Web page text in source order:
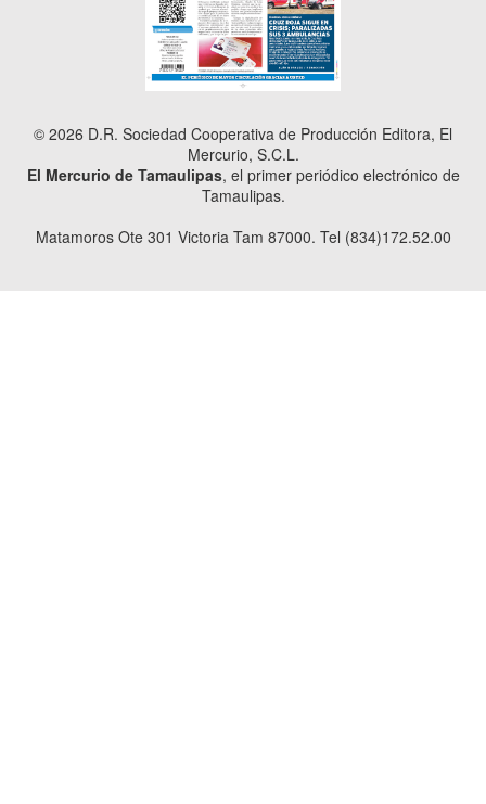
© 2026 D.R. Sociedad Cooperativa de Producción Editora, El
Mercurio, S.C.L.
El Mercurio de Tamaulipas, el primer periódico electrónico de
Tamaulipas.
Matamoros Ote 301 Victoria Tam 87000. Tel (834)172.52.00